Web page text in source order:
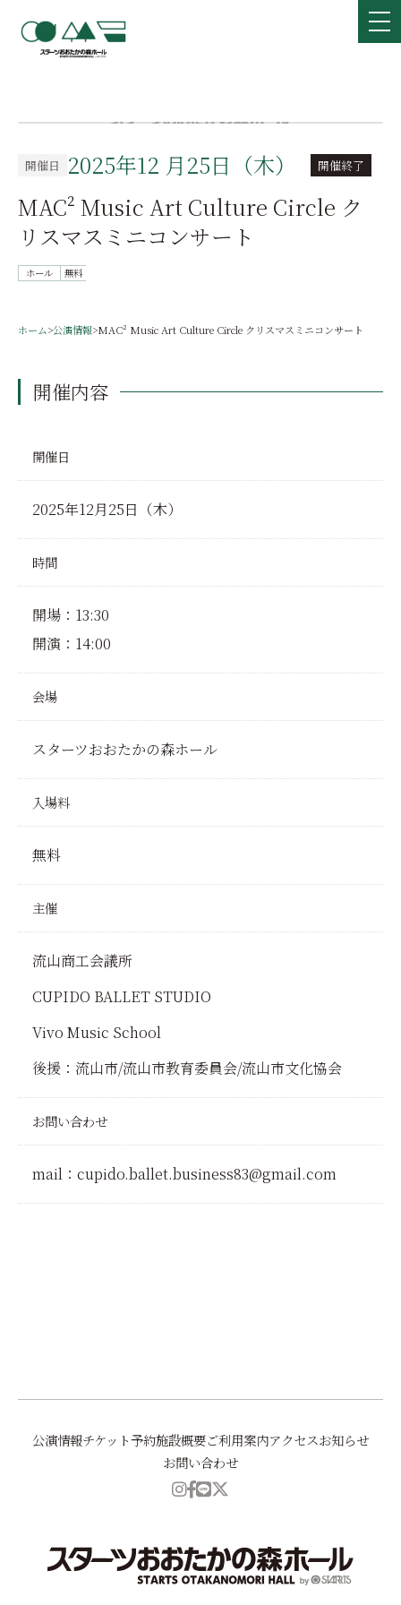
開催日 2025年12 月25日（木） 開催終了
MAC² Music Art Culture Circle ク
リスマスミニコンサート
ホール 無料
ホーム>公演情報>MAC² Music Art Culture Circle クリスマスミニコンサート
開催内容
開催日
2025年12月25日（木）
時間
開場：13:30
開演：14:00
会場
スターツおおたかの森ホール
入場料
無料
主催
流山商工会議所
CUPIDO BALLET STUDIO
Vivo Music School
後援：流山市/流山市教育委員会/流山市文化協会
お問い合わせ
mail：cupido.ballet.business83@gmail.com
公演情報チケット予約施設概要ご利用案内アクセスお知らせ
お問い合わせ